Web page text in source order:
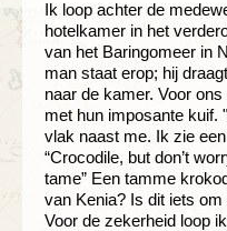
Ik loop achter de
hotelkamer in het
van het Baringomeer in
man staat erop; hij
naar de kamer. Voor
met hun imposante kuif.
vlak naast me. Ik zie
“Crocodile, but don’t
tame” Een tamme
van Kenia? Is dit iets
Voor de zekerheid loop